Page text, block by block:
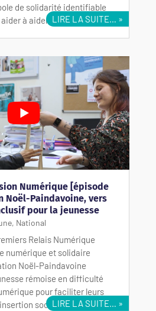
de solidarité identifiable
à aider !LIRE LA SUITE…
Numérique [épisode
Noël-Paindavoine, vers
pour la jeunesse
, National
Relais Numérique
numérique et solidaire
Noël-Paindavoine
rémoise en difficulté
pour faciliter leurs
sociale et…
LIRE LA SUITE…